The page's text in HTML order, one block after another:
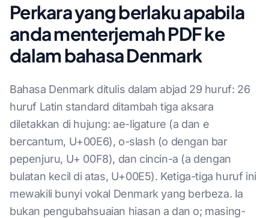
Perkara yang berlaku apabila
anda menterjemah PDF ke
dalam bahasa Denmark
Bahasa Denmark ditulis dalam abjad 29 huruf: 26
huruf Latin standard ditambah tiga aksara
diletakkan di hujung: ae-ligature (a dan e
bercantum, U+00E6), o-slash (o dengan bar
pepenjuru, U+ 00F8), dan cincin-a (a dengan
bulatan kecil di atas, U+00E5). Ketiga-tiga huruf ini
mewakili bunyi vokal Denmark yang berbeza. Ia
bukan pengubahsuaian hiasan a dan o; masing-